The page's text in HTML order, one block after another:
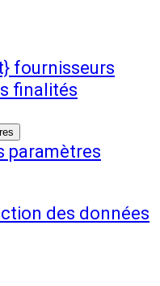
fournisseurs
finalités
paramètres
des données